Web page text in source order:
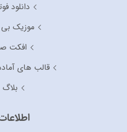
دانلود
موزیک بی
افکت
قالب های
بلاگ